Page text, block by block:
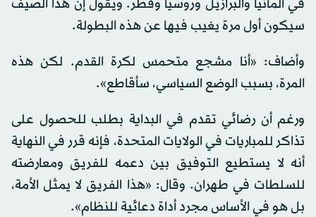
في ألمانيا والبرازيل وروسيا وقطر. ويقول إن هذا الصيف
سيكون أول مرة يغيب فيها عن هذه البطولة.
وأضاف: «أنا مشجع متحمس لكرة القدم. لكن هذه
المرة، بسبب الوضع السياسي، سأقاطع».
ورغم أن رضائي تقدم في البداية بطلب للحصول على
تذاكر للمباريات في الولايات المتحدة، فإنه قرر في النهاية
أنه لا يستطيع التوفيق بين دعمه للفريق ومعارضته
للسلطات في طهران. وقال: «هذا الفريق لا يمثل الأمة،
بل هو في الأساس مجرد أداة دعائية للنظام».